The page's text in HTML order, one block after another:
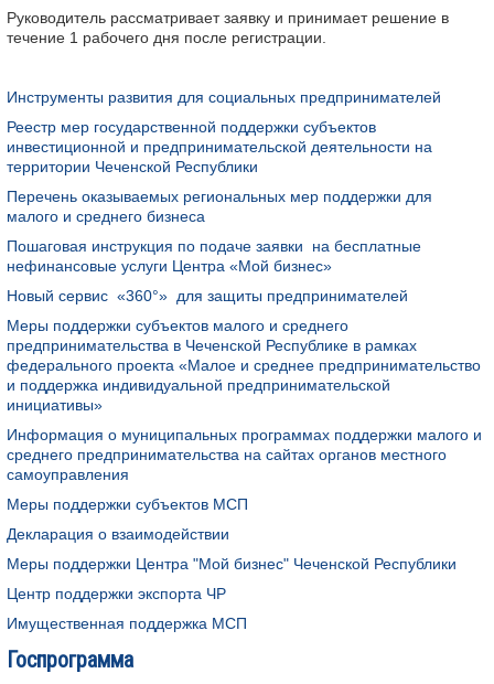
Руководитель рассматривает заявку и принимает решение в
течение 1 рабочего дня после регистрации.
Инструменты развития для социальных предпринимателей
Реестр мер государственной поддержки субъектов
инвестиционной и предпринимательской деятельности на
территории Чеченской Республики
Перечень оказываемых региональных мер поддержки для
малого и среднего бизнеса
Пошаговая инструкция по подаче заявки на бесплатные
нефинансовые услуги Центра «Мой бизнес»
Новый сервис «360°» для защиты предпринимателей
Меры поддержки субъектов малого и среднего
предпринимательства в Чеченской Республике в рамках
федерального проекта «Малое и среднее предпринимательство
и поддержка индивидуальной предпринимательской
инициативы»
Информация о муниципальных программах поддержки малого и
среднего предпринимательства на сайтах органов местного
самоуправления
Меры поддержки субъектов МСП
Декларация о взаимодействии
Меры поддержки Центра "Мой бизнес" Чеченской Республики
Центр поддержки экспорта ЧР
Имущественная поддержка МСП
Госпрограмма